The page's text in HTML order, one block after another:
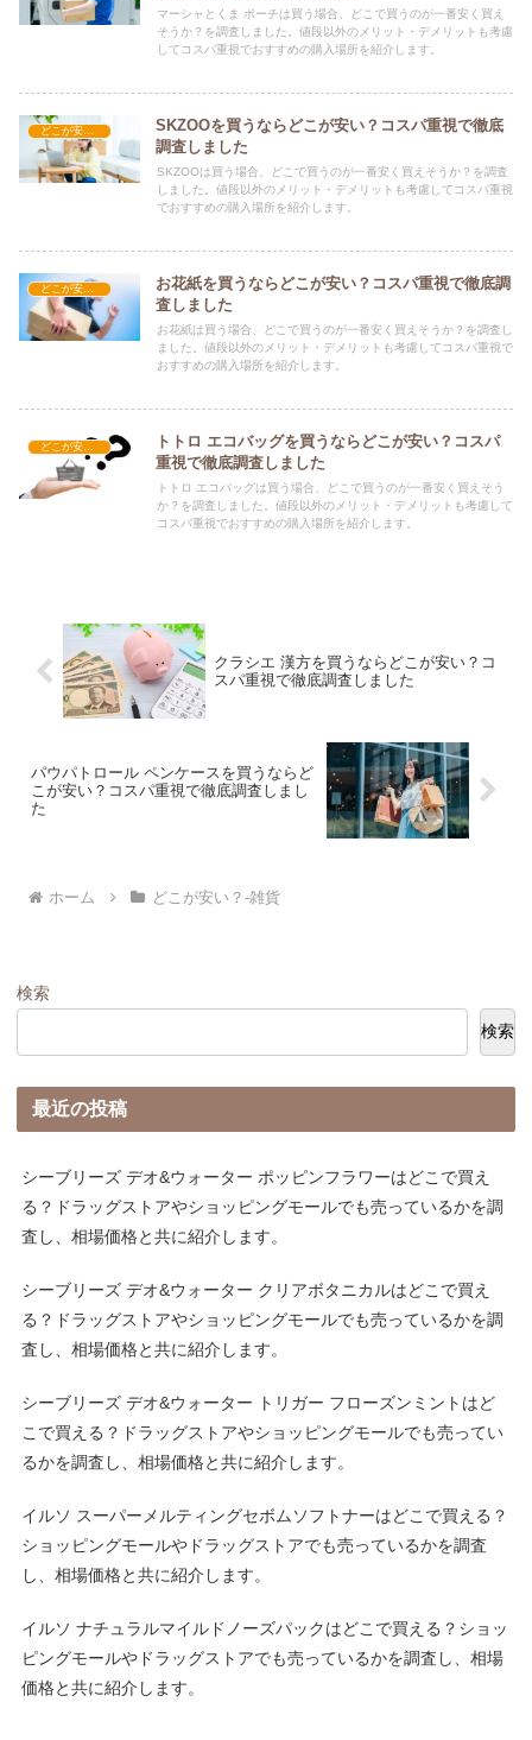
マーシャとくま ポーチは買う場合、どこで買うのが一番安く買え
そうか？を調査しました。値段以外のメリット・デメリットも考慮
してコスパ重視でおすすめの購入場所を紹介します。
どこが安い？-雑貨
SKZOOを買うならどこが安い？コスパ重視で徹底
調査しました
SKZOOは買う場合、どこで買うのが一番安く買えそうか？を調査
しました。値段以外のメリット・デメリットも考慮してコスパ重視
でおすすめの購入場所を紹介します。
どこが安い？-雑貨
お花紙を買うならどこが安い？コスパ重視で徹底調
査しました
お花紙は買う場合、どこで買うのが一番安く買えそうか？を調査し
ました。値段以外のメリット・デメリットも考慮してコスパ重視で
おすすめの購入場所を紹介します。
どこが安い？-雑貨
トトロ エコバッグを買うならどこが安い？コスパ
重視で徹底調査しました
トトロ エコバッグは買う場合、どこで買うのが一番安く買えそう
か？を調査しました。値段以外のメリット・デメリットも考慮して
コスパ重視でおすすめの購入場所を紹介します。
クラシエ 漢方を買うならどこが安い？コ
スパ重視で徹底調査しました
パウパトロール ペンケースを買うならど
こが安い？コスパ重視で徹底調査しまし
た
ホーム どこが安い？-雑貨
検索
検索
最近の投稿
シーブリーズ デオ&ウォーター ポッピンフラワーはどこで買え
る？ドラッグストアやショッピングモールでも売っているかを調
査し、相場価格と共に紹介します。
シーブリーズ デオ&ウォーター クリアボタニカルはどこで買え
る？ドラッグストアやショッピングモールでも売っているかを調
査し、相場価格と共に紹介します。
シーブリーズ デオ&ウォーター トリガー フローズンミントはど
こで買える？ドラッグストアやショッピングモールでも売ってい
るかを調査し、相場価格と共に紹介します。
イルソ スーパーメルティングセボムソフトナーはどこで買える？
ショッピングモールやドラッグストアでも売っているかを調査
し、相場価格と共に紹介します。
イルソ ナチュラルマイルドノーズパックはどこで買える？ショッ
ピングモールやドラッグストアでも売っているかを調査し、相場
価格と共に紹介します。